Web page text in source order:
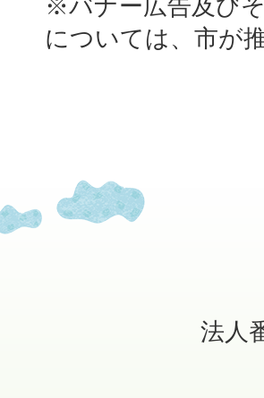
※バナー広告及び
については、市が
法人